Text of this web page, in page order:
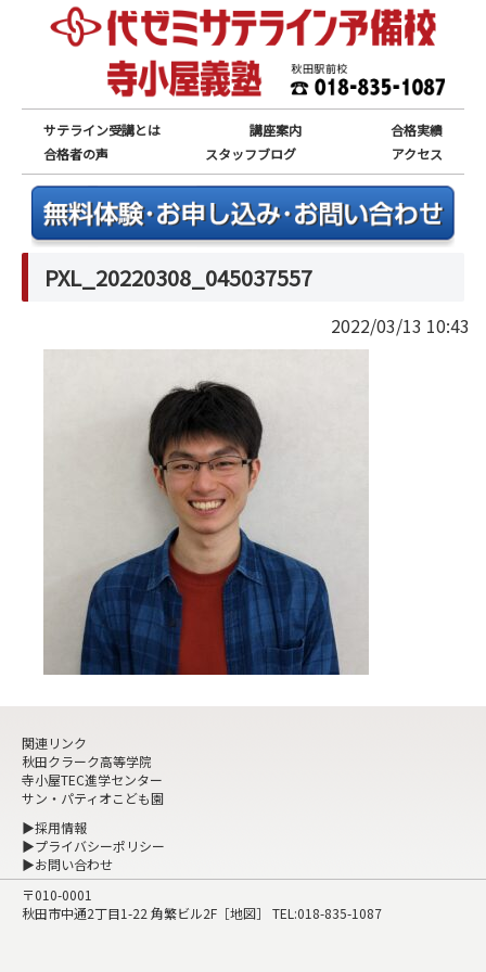
サテライン受講とは 講座案内
合格実績
合格者の声
スタッフブログ アクセス
PXL_20220308_045037557
2022/03/13 10:43
関連リンク
秋田クラーク高等学院
寺小屋TEC進学センター
サン・パティオこども園
▶採用情報
▶プライバシーポリシー
▶お問い合わせ
〒010-0001
秋田市中通2丁目1-22 角繁ビル2F［地図］ TEL:018-835-1087